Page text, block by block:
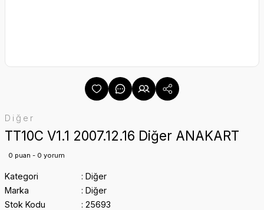
Diğer
TT10C V1.1 2007.12.16 Diğer ANAKART
0 puan - 0 yorum
Kategori
Diğer
Marka
Diğer
Stok Kodu
25693